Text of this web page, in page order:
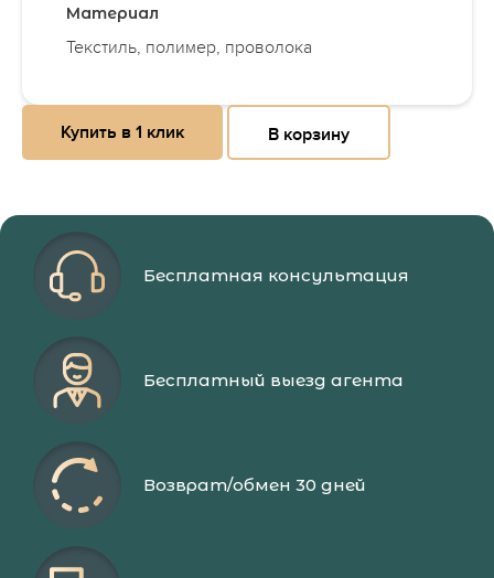
Материал
Текстиль, полимер, проволока
Купить в 1 клик В корзину
Бесплатная консультация
Бесплатный выезд агента
Возврат/обмен 30 дней